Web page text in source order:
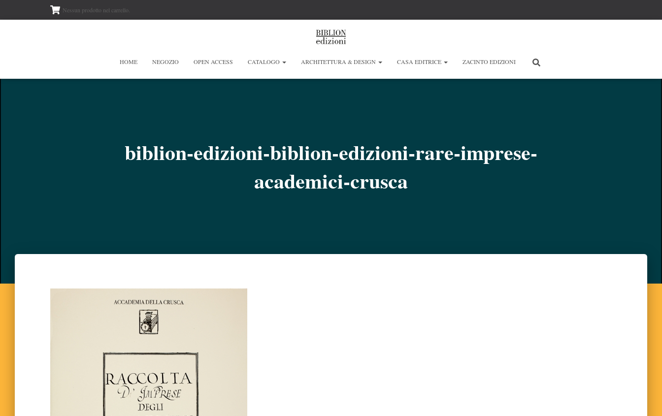
Nessun prodotto nel carrello.
HOME NEGOZIO OPEN ACCESS CATALOGO ARCHITETTURA & DESIGN CASA EDITRICE ZACINTO EDIZIONI
biblion-edizioni-biblion-edizioni-rare-imprese-
academici-crusca